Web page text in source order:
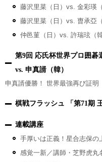
藤沢里菜（日）vs. 金彩瑛（
藤沢里菜（日）vs. 曺承亞（
仲邑菫（日）vs. 許瑞玹（韓
第9回 応氏杯世界プロ囲
vs. 申真諝（韓）
申真諝優勝！ 世界最強再び証明
棋戦フラッシュ 「第71期
連載講座
手厚いは正義！星合志保の
感覚一新／講師・芝野虎丸